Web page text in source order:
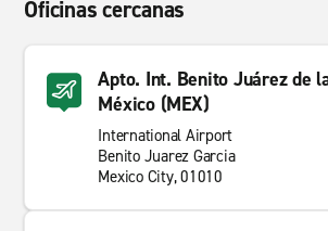
Oficinas cercanas
Apto. Int. Benito Juárez de
México (MEX)
International Airport
Benito Juarez Garcia
Mexico City, 01010